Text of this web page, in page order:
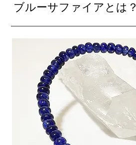
ブルーサファイアとは？